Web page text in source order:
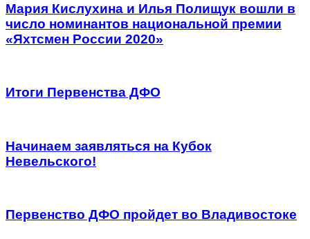
Мария Кислухина и Илья Полищук вошли в
число номинантов национальной премии
«Яхтсмен России 2020»
Итоги Первенства ДФО
Начинаем заявляться на Кубок
Невельского!
Первенство ДФО пройдет во Владивостоке